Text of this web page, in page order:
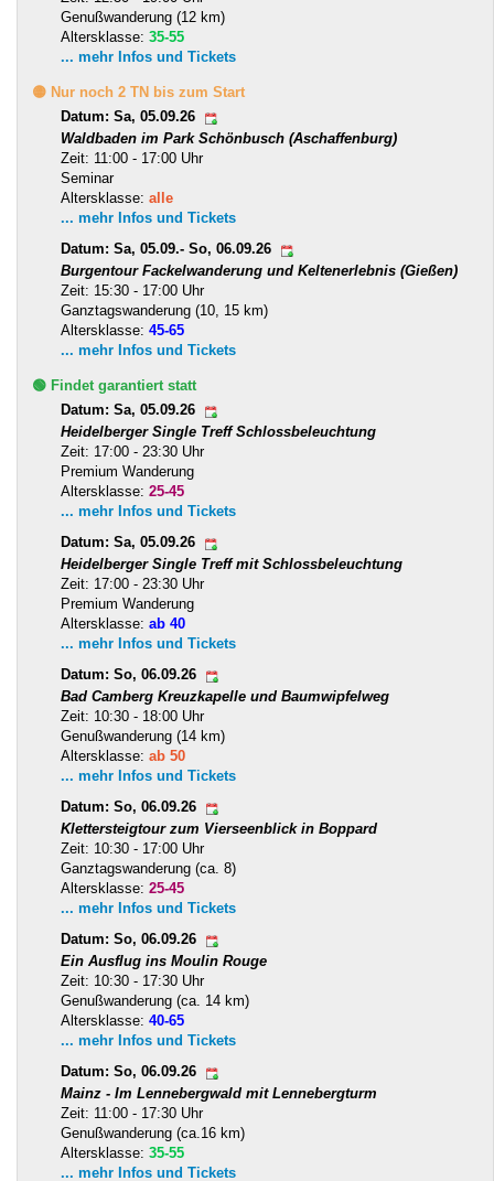
Genußwanderung (12 km)
Altersklasse: 35-55
... mehr Infos und Tickets
🟡 Nur noch 2 TN bis zum Start
Datum: Sa, 05.09.26
Waldbaden im Park Schönbusch (Aschaffenburg)
Zeit: 11:00 - 17:00 Uhr
Seminar
Altersklasse: alle
... mehr Infos und Tickets
Datum: Sa, 05.09.- So, 06.09.26
Burgentour Fackelwanderung und Keltenerlebnis (Gießen)
Zeit: 15:30 - 17:00 Uhr
Ganztagswanderung (10, 15 km)
Altersklasse: 45-65
... mehr Infos und Tickets
🟢 Findet garantiert statt
Datum: Sa, 05.09.26
Heidelberger Single Treff Schlossbeleuchtung
Zeit: 17:00 - 23:30 Uhr
Premium Wanderung
Altersklasse: 25-45
... mehr Infos und Tickets
Datum: Sa, 05.09.26
Heidelberger Single Treff mit Schlossbeleuchtung
Zeit: 17:00 - 23:30 Uhr
Premium Wanderung
Altersklasse: ab 40
... mehr Infos und Tickets
Datum: So, 06.09.26
Bad Camberg Kreuzkapelle und Baumwipfelweg
Zeit: 10:30 - 18:00 Uhr
Genußwanderung (14 km)
Altersklasse: ab 50
... mehr Infos und Tickets
Datum: So, 06.09.26
Klettersteigtour zum Vierseenblick in Boppard
Zeit: 10:30 - 17:00 Uhr
Ganztagswanderung (ca. 8)
Altersklasse: 25-45
... mehr Infos und Tickets
Datum: So, 06.09.26
Ein Ausflug ins Moulin Rouge
Zeit: 10:30 - 17:30 Uhr
Genußwanderung (ca. 14 km)
Altersklasse: 40-65
... mehr Infos und Tickets
Datum: So, 06.09.26
Mainz - Im Lennebergwald mit Lennebergturm
Zeit: 11:00 - 17:30 Uhr
Genußwanderung (ca.16 km)
Altersklasse: 35-55
... mehr Infos und Tickets